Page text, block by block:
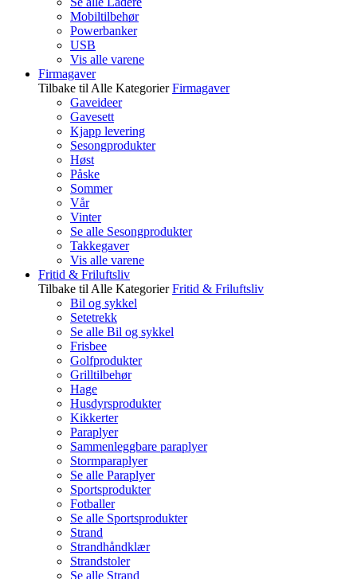
Mobiltilbehør
Powerbanker
USB
Vis alle varene
Firmagaver
Tilbake til Alle Kategorier Firmagaver
Gaveideer
Gavesett
Kjapp levering
Sesongprodukter
Høst
Påske
Sommer
Vår
Vinter
Se alle Sesongprodukter
Takkegaver
Vis alle varene
Fritid & Friluftsliv
Tilbake til Alle Kategorier Fritid & Friluftsliv
Bil og sykkel
Setetrekk
Se alle Bil og sykkel
Frisbee
Golfprodukter
Grilltilbehør
Hage
Husdyrsprodukter
Kikkerter
Paraplyer
Sammenleggbare paraplyer
Stormparaplyer
Se alle Paraplyer
Sportsprodukter
Fotballer
Se alle Sportsprodukter
Strand
Strandhåndklær
Strandstoler
Se alle Strand